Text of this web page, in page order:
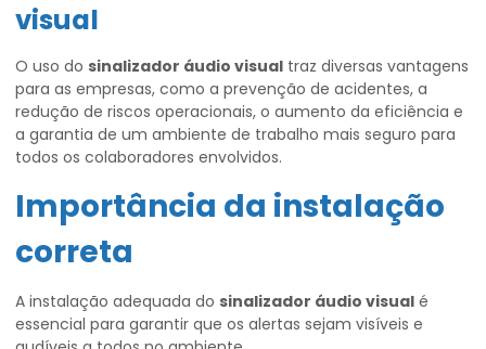
visual
O uso do sinalizador áudio visual traz diversas vantagens
para as empresas, como a prevenção de acidentes, a
redução de riscos operacionais, o aumento da eficiência e
a garantia de um ambiente de trabalho mais seguro para
todos os colaboradores envolvidos.
Importância da instalação
correta
A instalação adequada do sinalizador áudio visual é
essencial para garantir que os alertas sejam visíveis e